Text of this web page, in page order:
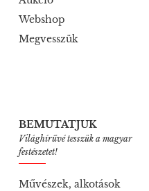
Webshop
Megvesszük
BEMUTATJUK
Világhírűvé tesszük a magyar
festészetet!
Művészek, alkotások